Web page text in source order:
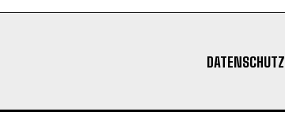
DATENSCHUTZ